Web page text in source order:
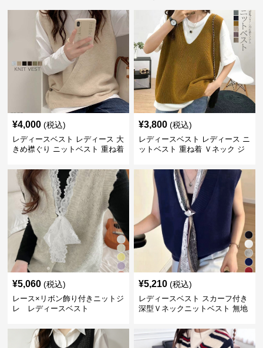
¥4,000 (税込)
レディースベスト レディース 大
きめ襟ぐり ニットベスト 重ね着
¥3,800 (税込)
レディースベスト レディース ニ
ットベスト 重ね着 Ｖネック ジ
¥5,060 (税込)
レース×リボン飾り付きニットジ
レ レディースベスト
¥5,210 (税込)
レディースベスト スカーフ付き
深型Ｖネックニットベスト 無地